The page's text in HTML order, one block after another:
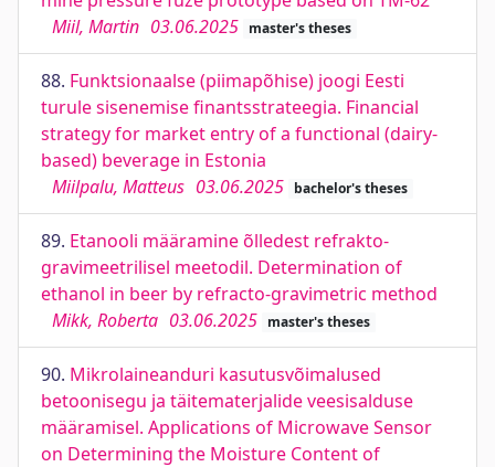
Miil, Martin 03.06.2025 master's theses
88. Funktsionaalse (piimapõhise) joogi Eesti
turule sisenemise finantsstrateegia. Financial
strategy for market entry of a functional (dairy-
based) beverage in Estonia
Miilpalu, Matteus 03.06.2025 bachelor's theses
89. Etanooli määramine õlledest refrakto-
gravimeetrilisel meetodil. Determination of
ethanol in beer by refracto-gravimetric method
Mikk, Roberta 03.06.2025 master's theses
90. Mikrolaineanduri kasutusvõimalused
betoonisegu ja täitematerjalide veesisalduse
määramisel. Applications of Microwave Sensor
on Determining the Moisture Content of